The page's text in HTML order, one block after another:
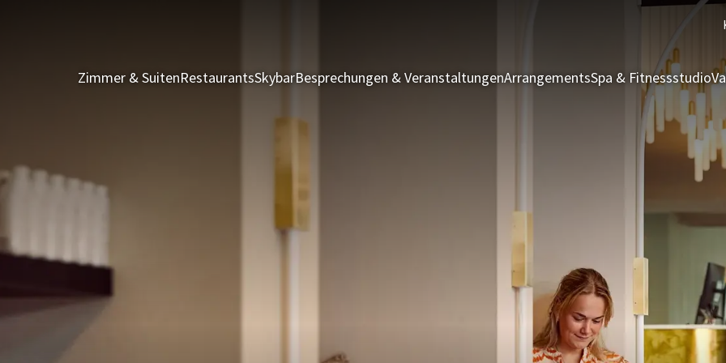
Zimmer & SuitenRestaurantsSkybarBesprechungen & VeranstaltungenArrangementsSpa & Fitnessstudio